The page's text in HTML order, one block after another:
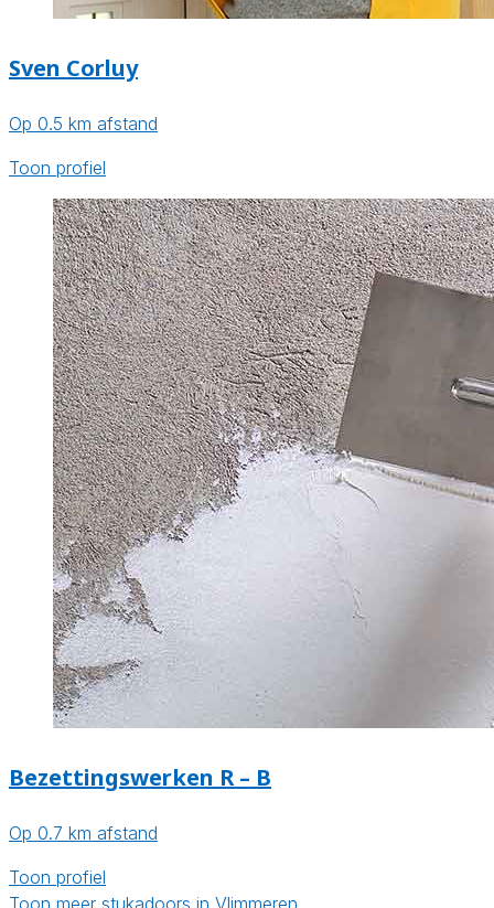
Sven Corluy
Op 0.5 km afstand
Toon profiel
Bezettingswerken R – B
Op 0.7 km afstand
Toon profiel